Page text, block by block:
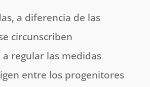
a diferencia de las
circunscriben
regular las medidas
entre los progenitores